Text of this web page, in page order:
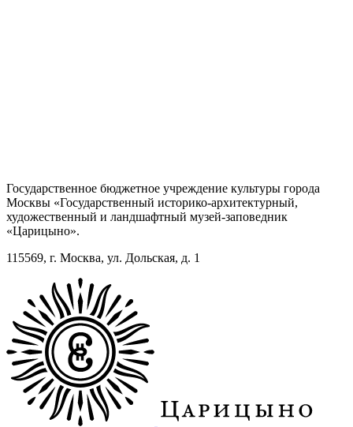
Государственное бюджетное учреждение культуры города
Москвы «Государственный историко-архитектурный,
художественный и ландшафтный музей-заповедник
«Царицыно».
115569, г. Москва, ул. Дольская, д. 1